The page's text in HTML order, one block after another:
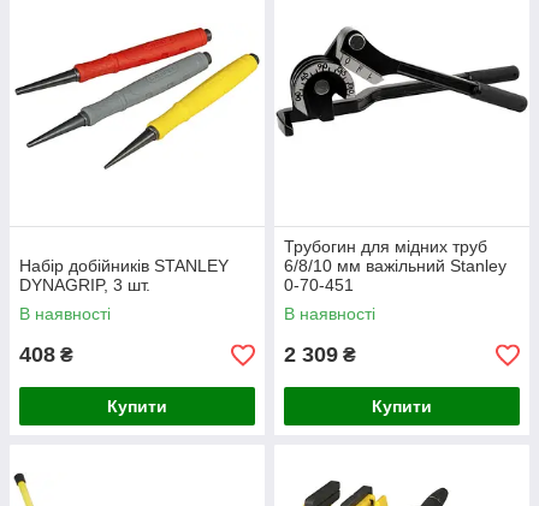
Набір добійників STANLEY
DYNAGRIP, 3 шт.
В наявності
408 ₴
Купити
Трубогин для мідних труб
6/8/10 мм важільний Stanley
0-70-451
В наявності
2 309 ₴
Купити